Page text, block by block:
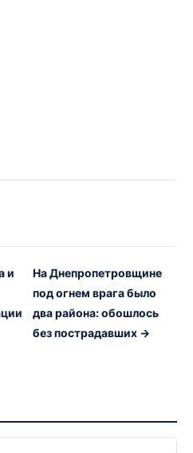
и
На Днепропетровщине
под огнем врага было
два района: обошлось
без пострадавших →